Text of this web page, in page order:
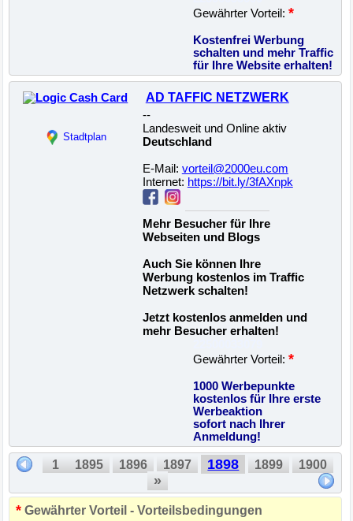
Gewährter Vorteil: *
Kostenfrei Werbung
schalten und mehr Traffic
für Ihre Website erhalten!
Stadtplan
AD TAFFIC NETZWERK
--
Landesweit und Online aktiv
Deutschland
E-Mail: vorteil@2000eu.com
Internet: https://bit.ly/3fAXnpk
Mehr Besucher für Ihre
Webseiten und Blogs
Auch Sie können Ihre
Werbung kostenlos im Traffic
Netzwerk schalten!
Jetzt kostenlos anmelden und
mehr Besucher erhalten!
Gewährter Vorteil: *
1000 Werbepunkte
kostenlos für Ihre erste
Werbeaktion
sofort nach Ihrer
Anmeldung!
1 1895 1896 1897 1898 1899 1900
»
* Gewährter Vorteil - Vorteilsbedingungen